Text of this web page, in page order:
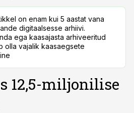
on enam kui 5 aastat vana
digitaalsesse arhiivi.
ega kaasajasta arhiveeritud
olla vajalik kaasaegsete
12,5-miljonilise